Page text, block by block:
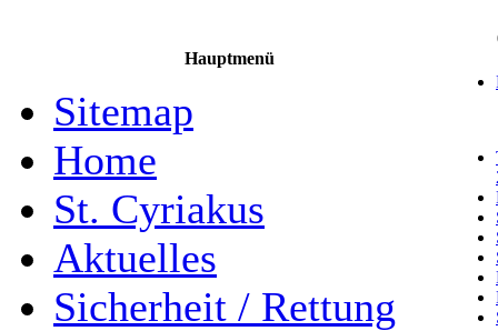
Hauptmenü
Sitemap
Home
St. Cyriakus
Aktuelles
Sicherheit / Rettung